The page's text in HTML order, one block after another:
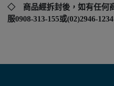
◇ 商品經拆封後，如有任何
服0908-313-155或(02)2946-